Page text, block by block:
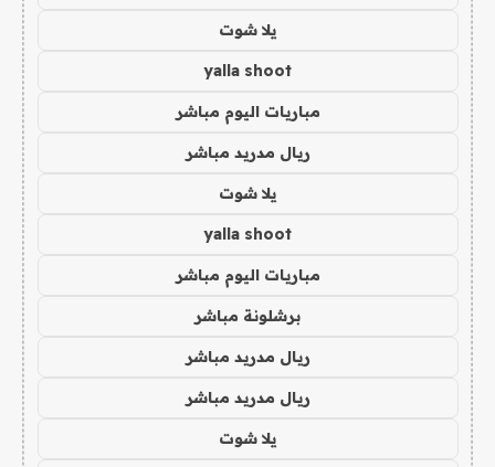
يلا شوت
yalla shoot
مباريات اليوم مباشر
ريال مدريد مباشر
يلا شوت
yalla shoot
مباريات اليوم مباشر
برشلونة مباشر
ريال مدريد مباشر
ريال مدريد مباشر
يلا شوت